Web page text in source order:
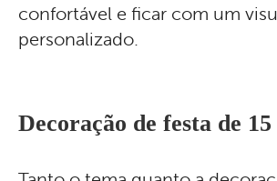
confortável e ficar com um
personalizado.
Decoração de festa de 15